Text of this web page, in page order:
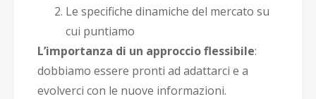
Le specifiche dinamiche del mercato su
cui puntiamo
L’importanza di un approccio flessibile:
dobbiamo essere pronti ad adattarci e a
evolverci con le nuove informazioni.